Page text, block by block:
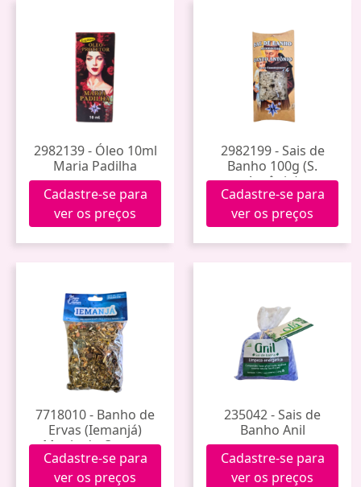
2982139 - Óleo 10ml
Maria Padilha
Cadastre-se para
ver os preços
2982199 - Sais de
Banho 100g (S.
Antônio)
Cadastre-se para
ver os preços
7718010 - Banho de
Ervas (Iemanjá)
Magia do Querer
Cadastre-se para
ver os preços
235042 - Sais de
Banho Anil
Cadastre-se para
ver os preços